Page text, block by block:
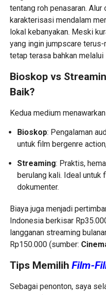
tentang roh penasaran.
karakterisasi mendalam
lokal kebanyakan. Meski
yang ingin jumpscare
tetap terasa bahkan melalui
Bioskop vs
Baik?
Kedua medium
Bioskop: Pengalaman
untuk film bergenre
Streaming: Praktis,
berulang kali. Ideal untuk
dokumenter.
Biaya juga menjadi
Indonesia berkisar
langganan streaming
Rp150.000 (sumber:
Tips Memilih Film-
Sebagai penonton, saya